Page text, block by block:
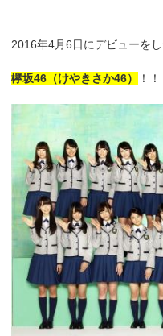
2016年4月6日にデビューを
欅坂46（けやきさか46） ！！